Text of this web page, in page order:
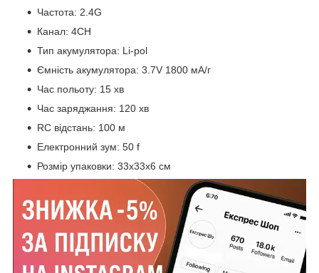
Частота: 2.4G
Канал: 4CH
Тип акумулятора: Li-pol
Ємність акумулятора: 3.7V 1800 мА/г
Час польоту: 15 хв
Час заряджання: 120 хв
RC відстань: 100 м
Електронний зум: 50 f
Розмір упаковки: 33х33х6 см